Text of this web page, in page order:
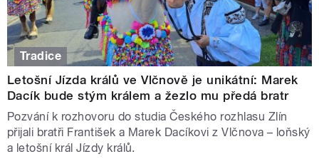
Tradice
Letošní Jízda králů ve Vlčnově je unikátní: Marek
Dacík bude stým králem a žezlo mu předá bratr
Pozvání k rozhovoru do studia Českého rozhlasu Zlín
přijali bratři František a Marek Dacíkovi z Vlčnova – loňský
a letošní král Jízdy králů.